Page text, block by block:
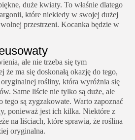
duże kwiaty. To właśnie dlatego
które niekiedy w swojej dużej
przestrzeni. Kocanka będzie w
ale nie trzeba się tym
że ma się doskonałą okazję do tego,
oryginalnej rośliny, która wyróżnia się
Same liście nie tylko są duże, ale
tego są zygzakowate. Warto zapoznać
ponieważ jest ich kilka. Niektóre z
na liściach, które sprawia, że roślina
oryginalna.